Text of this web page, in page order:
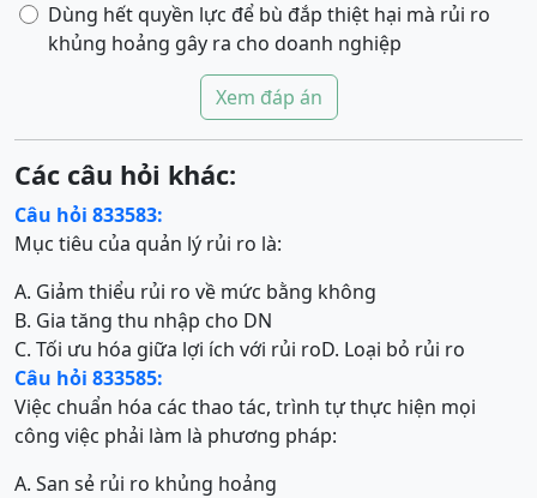
Dùng hết quyền lực để bù đắp thiệt hại mà rủi ro
khủng hoảng gây ra cho doanh nghiệp
Xem đáp án
Các câu hỏi khác:
Câu hỏi 833583:
Mục tiêu của quản lý rủi ro là:
A. Giảm thiểu rủi ro về mức bằng không
B. Gia tăng thu nhập cho DN
C. Tối ưu hóa giữa lợi ích với rủi roD. Loại bỏ rủi ro
Câu hỏi 833585:
Việc chuẩn hóa các thao tác, trình tự thực hiện mọi
công việc phải làm là phương pháp:
A. San sẻ rủi ro khủng hoảng